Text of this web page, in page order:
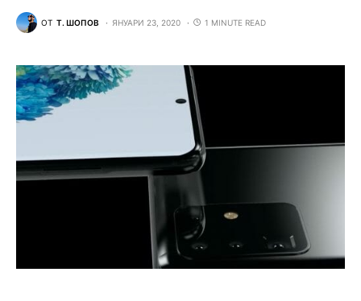
ОТ Т. ШОПОВ ЯНУАРИ 23, 2020 1 MINUTE READ